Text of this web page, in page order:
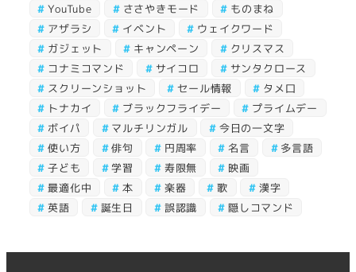
YouTube
ささやきモード
ものまね
アザラシ
イベント
ウェイクワード
ガジェット
キャンペーン
クリスマス
コナミコマンド
サイコロ
サンタクロース
スクリーンショット
セール情報
タメ口
トナカイ
ブラックフライデー
プライムデー
ボイパ
マルチリンガル
今日の一文字
使い方
俳句 円周率 名言
多言語
子ども
学習 寿限無
映画
最適化中
本 楽器 歌
漢字
英語
誕生日 誤認識 隠しコマンド